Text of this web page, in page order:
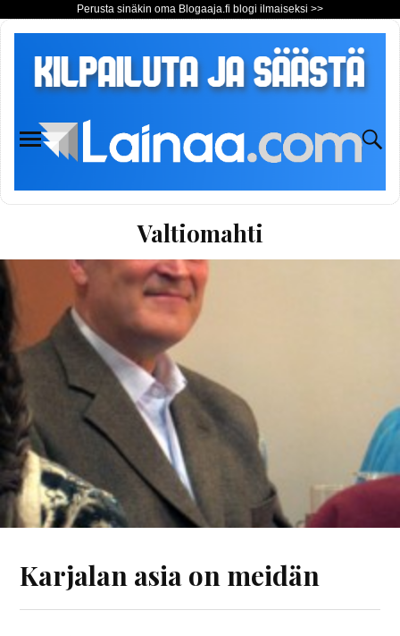
Perusta sinäkin oma Blogaaja.fi blogi ilmaiseksi >>
Valtiomahti
Karjalan asia on meidän